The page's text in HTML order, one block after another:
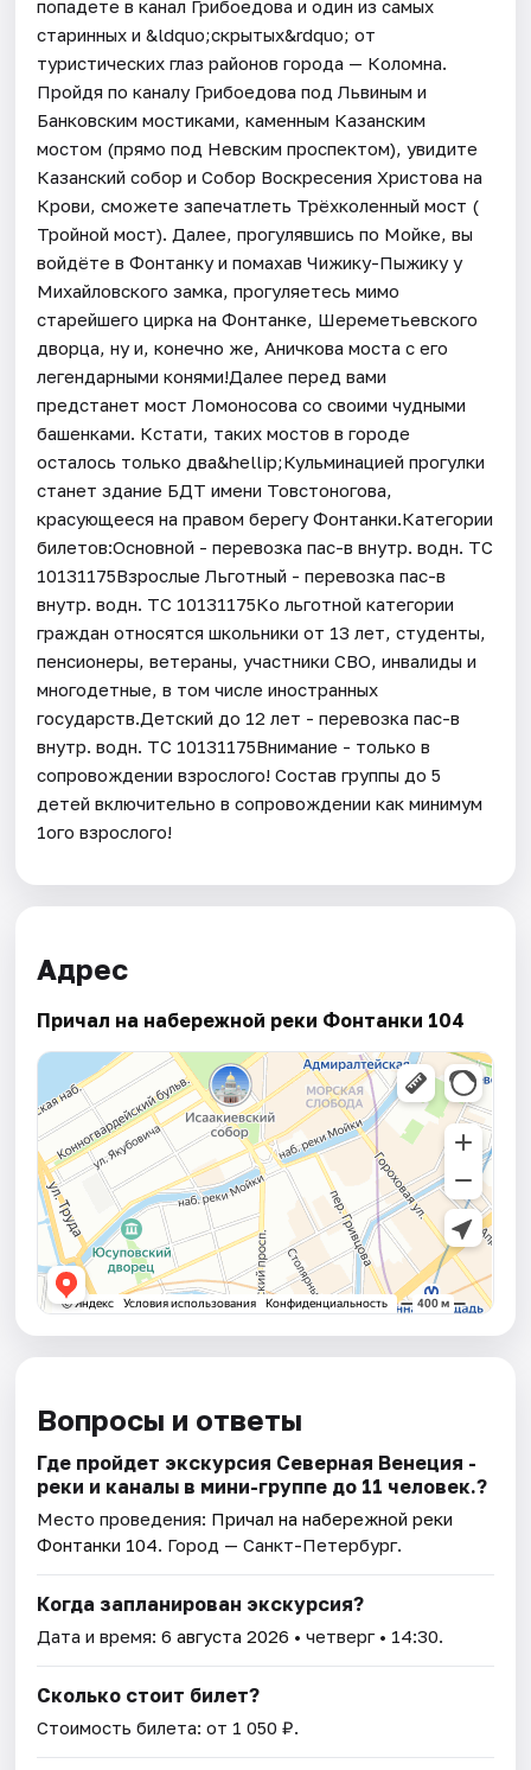
попадете в канал Грибоедова и один из самых
старинных и &ldquo;скрытых&rdquo; от
туристических глаз районов города — Коломна.
Пройдя по каналу Грибоедова под Львиным и
Банковским мостиками, каменным Казанским
мостом (прямо под Невским проспектом), увидите
Казанский собор и Собор Воскресения Христова на
Крови, сможете запечатлеть Трёхколенный мост (
Тройной мост). Далее, прогулявшись по Мойке, вы
войдёте в Фонтанку и помахав Чижику-Пыжику у
Михайловского замка, прогуляетесь мимо
старейшего цирка на Фонтанке, Шереметьевского
дворца, ну и, конечно же, Аничкова моста с его
легендарными конями!Далее перед вами
предстанет мост Ломоносова со своими чудными
башенками. Кстати, таких мостов в городе
осталось только два&hellip;Кульминацией прогулки
станет здание БДТ имени Товстоногова,
красующееся на правом берегу Фонтанки.Категории
билетов:Основной - перевозка пас-в внутр. водн. ТС
10131175Взрослые Льготный - перевозка пас-в
внутр. водн. ТС 10131175Ко льготной категории
граждан относятся школьники от 13 лет, студенты,
пенсионеры, ветераны, участники СВО, инвалиды и
многодетные, в том числе иностранных
государств.Детский до 12 лет - перевозка пас-в
внутр. водн. ТС 10131175Внимание - только в
сопровождении взрослого! Состав группы до 5
детей включительно в сопровождении как минимум
1ого взрослого!
Адрес
Причал на набережной реки Фонтанки 104
Вопросы и ответы
Где пройдет экскурсия Северная Венеция -
реки и каналы в мини-группе до 11 человек.?
Место проведения: Причал на набережной реки
Фонтанки 104. Город — Санкт-Петербург.
Когда запланирован экскурсия?
Дата и время:6 августа 2026 • четверг • 14:30.
Сколько стоит билет?
Стоимость билета: от 1 050 ₽.